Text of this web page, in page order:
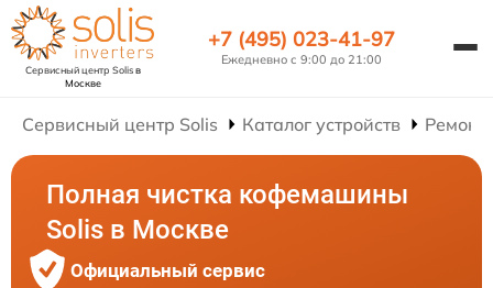
Сервисный центр Solisв
Москве
+7 (495) 023-41-97
Ежедневно с 9:00 до 21:00
Сервисный центр Solis Каталог устройств
Полная чистка кофемашины
Solis в Москве
Официальный сервис